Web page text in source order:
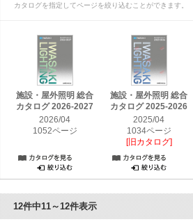
カタログを指定してページを絞り込むことができます。
施設・屋外照明 総合
カタログ 2026-2027
2026/04
1052ページ
施設・屋外照明 総合
カタログ 2025-2026
2025/04
1034ページ
[旧カタログ]
12件中11～12件表示